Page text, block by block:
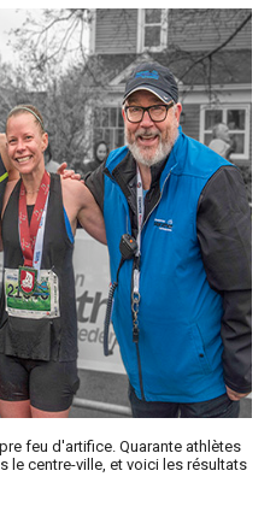
feu d'artifice. Quarante athlètes
le centre-ville, et voici les résultats